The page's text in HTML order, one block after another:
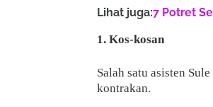
Lihat juga:7 Potret
1. Kos-kosan
Salah satu asisten
kontrakan.